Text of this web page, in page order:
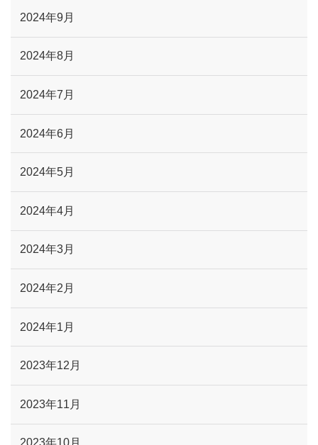
2024年9月
2024年8月
2024年7月
2024年6月
2024年5月
2024年4月
2024年3月
2024年2月
2024年1月
2023年12月
2023年11月